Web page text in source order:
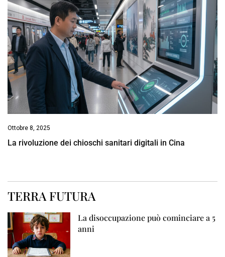
Ottobre 8, 2025
La rivoluzione dei chioschi sanitari digitali in Cina
TERRA FUTURA
La disoccupazione può cominciare a 5
anni